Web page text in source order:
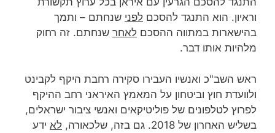
וראיון. הוא התנגד להסכם לפני שנחתם – ותמך
בהישארות במתווה ההסכם לאחר שנחתם. זה רחוק
מלהיות אותו דבר.
ראש השב"כ ואנשיו העבירו סקירה רחבת היקף לקבינט
ולוועדת חוץ וביטחון על המאמץ האיראני רחב ההיקף
לפרוץ לטלפונים של פוליטיקאים ואנשי ציבור ישראלים,
בשליש האחרון של 2018. גם בזה, שלכאורה,
לא ידע